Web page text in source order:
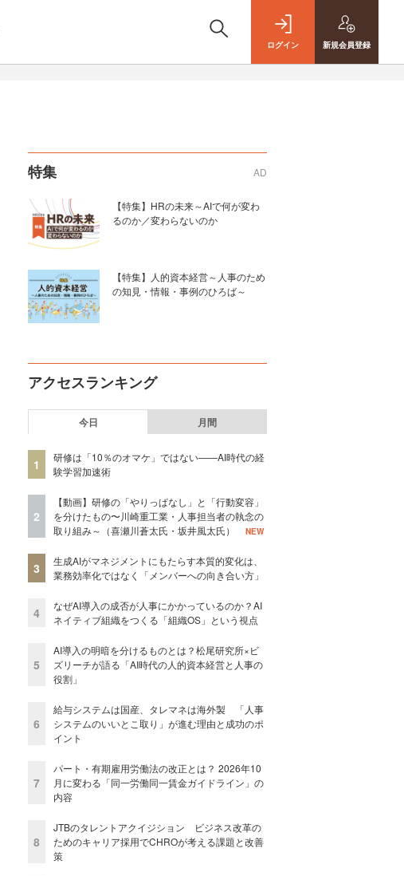
ログイン 新規会員登録
特集 AD
【特集】HRの未来～AIで何が変わ
るのか／変わらないのか
【特集】人的資本経営～人事のため
の知見・情報・事例のひろば～
アクセスランキング
今日 月間
1
研修は「10％のオマケ」ではない——AI時代の経
験学習加速術
2
【動画】研修の「やりっぱなし」と「行動変容」
を分けたもの〜川崎重工業・人事担当者の執念の
取り組み～（喜瀬川蒼太氏・坂井風太氏）
NEW
3
生成AIがマネジメントにもたらす本質的変化は、
業務効率化ではなく「メンバーへの向き合い方」
4
なぜAI導入の成否が人事にかかっているのか？AI
ネイティブ組織をつくる「組織OS」という視点
5
AI導入の明暗を分けるものとは？松尾研究所×ビ
ズリーチが語る「AI時代の人的資本経営と人事の
役割」
6
給与システムは国産、タレマネは海外製 「人事
システムのいいとこ取り」が進む理由と成功のポ
イント
7
パート・有期雇用労働法の改正とは？ 2026年10
月に変わる「同一労働同一賃金ガイドライン」の
内容
8
JTBのタレントアクイジション ビジネス改革の
ためのキャリア採用でCHROが考える課題と改善
策